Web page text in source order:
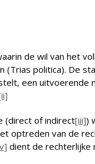
de wil van het
(Trias politica). De
een uitvoerende
(direct of indirect[iii])
optreden van de
dient de rechterlijke